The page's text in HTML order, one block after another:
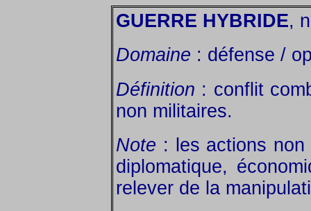
GUERRE HYBRIDE,
Domaine : défense /
Définition : conflit
non militaires.
Note : les actions non
diplomatique,
relever de la